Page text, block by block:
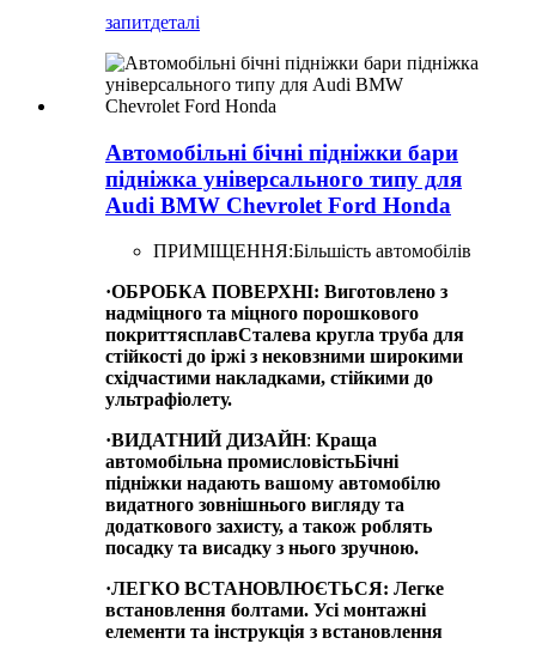
запитдеталі
Автомобільні бічні підніжки бари
підніжка універсального типу для
Audi BMW Chevrolet Ford Honda
ПРИМІЩЕННЯ:Більшість автомобілів
·ОБРОБКА ПОВЕРХНІ: Виготовлено з
надміцного та міцного порошкового
покриттясплавСталева кругла труба для
стійкості до іржі з нековзними широкими
східчастими накладками, стійкими до
ультрафіолету.
·ВИДАТНИЙ ДИЗАЙН: Краща
автомобільна промисловістьБічні
підніжки надають вашому автомобілю
видатного зовнішнього вигляду та
додаткового захисту, а також роблять
посадку та висадку з нього зручною.
·ЛЕГКО ВСТАНОВЛЮЄТЬСЯ: Легке
встановлення болтами. Усі монтажні
елементи та інструкція з встановлення